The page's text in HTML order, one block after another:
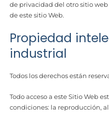
de privacidad del otro sitio
de este sitio Web.
Propiedad
industrial
Todos los derechos están
Todo acceso a este Sitio Web
condiciones: la reproducción,